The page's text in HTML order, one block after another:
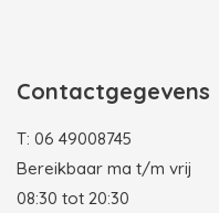
Contactgegevens
T: 06 49008745
Bereikbaar ma t/m vrij
08:30 tot 20:30